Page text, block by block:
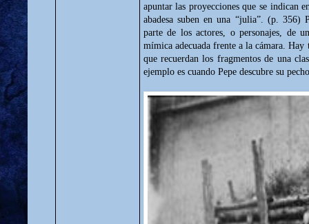
apuntar las proyecciones que se indican
abadesa suben en una “julia”. (p. 356)
parte de los actores, o personajes, de
mímica adecuada frente a la cámara.
que recuerdan los fragmentos de una
ejemplo es cuando Pepe descubre su